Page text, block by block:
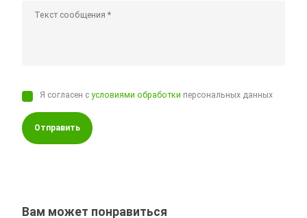
Я согласен сусловиями обработки персональных данных
Отправить
Вам может понравиться